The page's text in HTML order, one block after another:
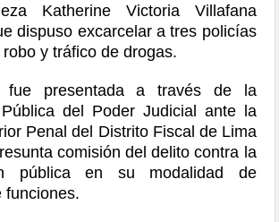
Katherine Victoria Villafana
dispuso excarcelar a tres policías
y tráfico de drogas.
fue presentada a través de la
del Poder Judicial ante la
Penal del Distrito Fiscal de Lima
comisión del delito contra la
pública en su modalidad de
funciones.